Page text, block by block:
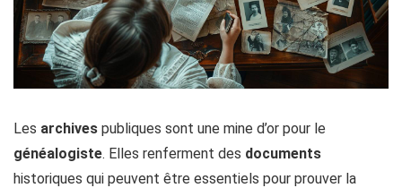
Les archives publiques sont une mine d’or pour le
généalogiste. Elles renferment des documents
historiques qui peuvent être essentiels pour prouver la